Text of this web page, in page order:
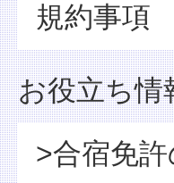
規約事項
お役立ち情
>合宿免